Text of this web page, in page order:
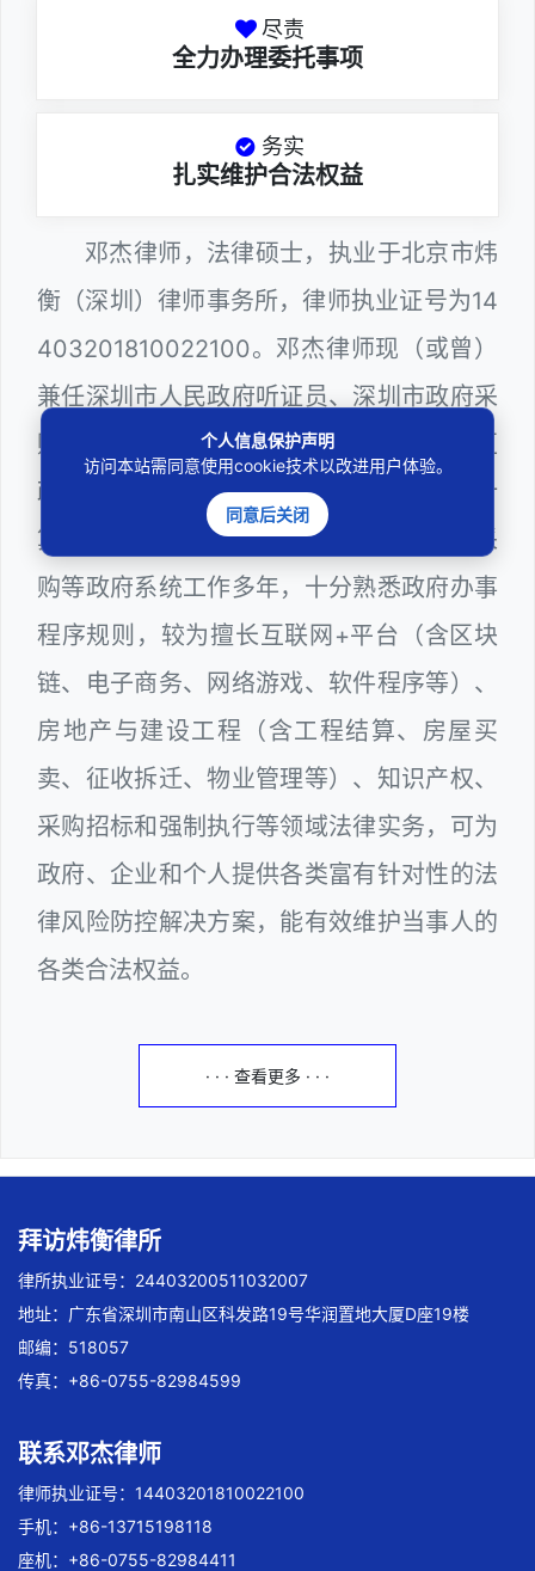
尽责
全力办理委托事项
务实
扎实维护合法权益
邓杰律师，法律硕士，执业于北京市炜
衡（深圳）律师事务所，律师执业证号为14
403201810022100。邓杰律师现（或曾）
兼任深圳市人民政府听证员、深圳市政府采
购评审专家（法律类），曾担任深圳市某区
政府部门公职律师、建设工程定标专家、计
算机信息网络安全员，在建筑工务、政府采
购等政府系统工作多年，十分熟悉政府办事
程序规则，较为擅长互联网+平台（含区块
链、电子商务、网络游戏、软件程序等）、
房地产与建设工程（含工程结算、房屋买
卖、征收拆迁、物业管理等）、知识产权、
采购招标和强制执行等领域法律实务，可为
政府、企业和个人提供各类富有针对性的法
律风险防控解决方案，能有效维护当事人的
各类合法权益。
· · · 查看更多 · · ·
拜访炜衡律所
律所执业证号：24403200511032007
地址：广东省深圳市南山区科发路19号华润置地大厦D座19楼
邮编：518057
传真：+86-0755-82984599
联系邓杰律师
律师执业证号：14403201810022100
手机：+86-13715198118
座机：+86-0755-82984411
个人信息保护声明
访问本站需同意使用cookie技术以改进用户体验。
同意后关闭